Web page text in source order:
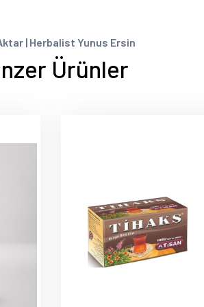
| Herbalist Yunus Ersin
Ürünler